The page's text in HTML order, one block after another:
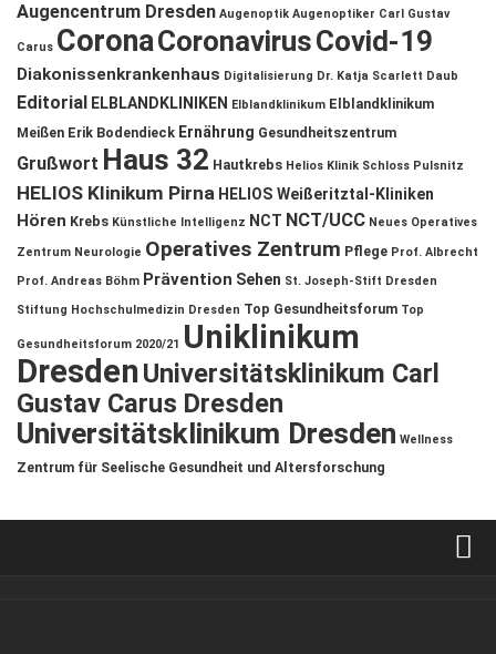
Augencentrum Dresden Augenoptik Augenoptiker Carl Gustav
Carus CoronaCoronavirusCovid-19
Diakonissenkrankenhaus Digitalisierung Dr. Katja Scarlett Daub
Editorial ELBLANDKLINIKEN Elblandklinikum Elblandklinikum
Meißen Erik Bodendieck Ernährung Gesundheitszentrum
Grußwort Haus 32 Hautkrebs Helios Klinik Schloss Pulsnitz
HELIOS Klinikum Pirna HELIOS Weißeritztal-Kliniken
Hören Krebs Künstliche Intelligenz NCT NCT/UCC Neues Operatives
Zentrum Neurologie Operatives Zentrum Pflege Prof. Albrecht
Prof. Andreas Böhm Prävention Sehen St. Joseph-Stift Dresden
Stiftung Hochschulmedizin Dresden Top Gesundheitsforum Top
Gesundheitsforum 2020/21 Uniklinikum
DresdenUniversitätsklinikum Carl
Gustav Carus Dresden
Universitätsklinikum Dresden Wellness
Zentrum für Seelische Gesundheit und Altersforschung